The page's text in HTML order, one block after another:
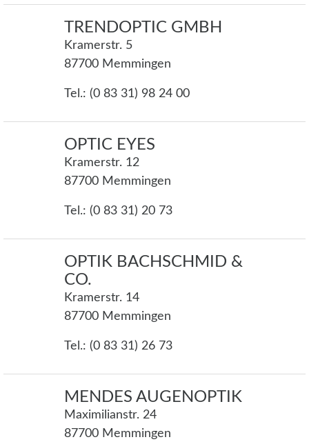
TRENDOPTIC GMBH
Kramerstr. 5
87700 Memmingen
Tel.: (0 83 31) 98 24 00
OPTIC EYES
Kramerstr. 12
87700 Memmingen
Tel.: (0 83 31) 20 73
OPTIK BACHSCHMID &
CO.
Kramerstr. 14
87700 Memmingen
Tel.: (0 83 31) 26 73
MENDES AUGENOPTIK
Maximilianstr. 24
87700 Memmingen